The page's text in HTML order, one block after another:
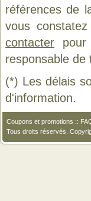
références de
vous
contacter pour
responsable de
(*) Les délais
d'information.
Coupons et promotions ::
Tous droits réservés.